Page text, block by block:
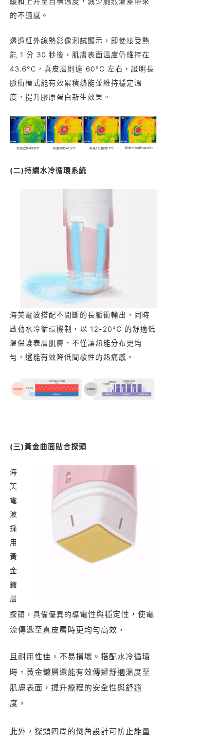
的不適感。
透過紅外線熱影像測試顯示，即使接受熱
能 1 分 30 秒後，肌膚表面溫度仍維持在
43.6°C，真皮層則達 60°C 左右，證明長
脈衝模式能有效累積熱能並維持穩定溫
度，提升膠原蛋白新生效果。
(二)持續水冷循環系統
海芙電波搭配不間斷的長脈衝輸出，同時
啟動水冷循環機制，以 12-20°C 的舒適低
溫保護表層肌膚，不僅讓熱能分布更均
勻，還能有效降低間歇性的熱痛感。
(三)黃金曲面貼合探頭
海
芙
電
波
採
用
黃
金
鍍
層
探頭，具備優異的導電性與穩定性，使電
流傳遞至真皮層時更均勻高效，
且耐用性佳，不易損壞。搭配水冷循環
時，黃金鍍層還能有效傳遞舒適溫度至
肌膚表面，提升療程的安全性與舒適
度。
此外，探頭四周的倒角設計可防止能量